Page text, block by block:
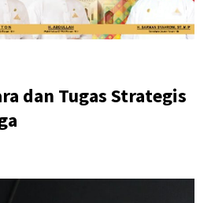
dan Tugas Strategis